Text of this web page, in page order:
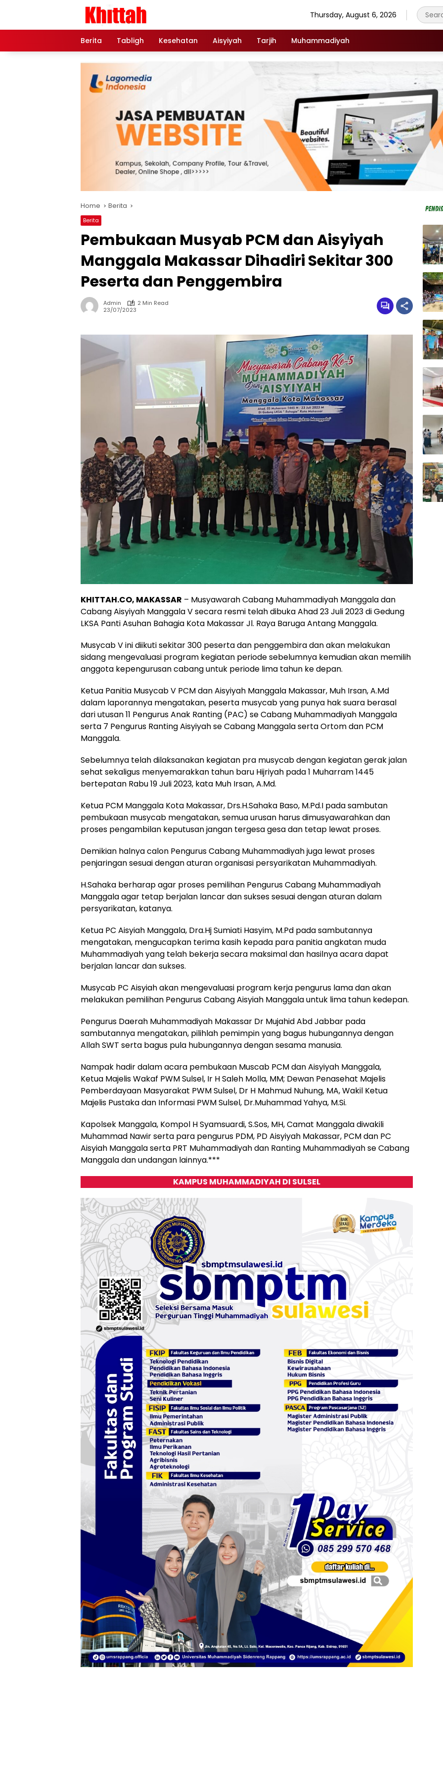
Thursday, August 6, 2026
Berita Tabligh Kesehatan Aisyiyah Tarjih Muhammadiyah
Home Berita
Berita
Pembukaan Musyab PCM dan Aisyiyah
Manggala Makassar Dihadiri Sekitar 300
Peserta dan Penggembira
Admin
2 Min Read
23/07/2023
KHITTAH.CO, MAKASSAR – Musyawarah Cabang Muhammadiyah Manggala dan
Cabang Aisyiyah Manggala V secara resmi telah dibuka Ahad 23 Juli 2023 di Gedung
LKSA Panti Asuhan Bahagia Kota Makassar Jl. Raya Baruga Antang Manggala.
Musycab V ini diikuti sekitar 300 peserta dan penggembira dan akan melakukan
sidang mengevaluasi program kegiatan periode sebelumnya kemudian akan memilih
anggota kepengurusan cabang untuk periode lima tahun ke depan.
Ketua Panitia Musycab V PCM dan Aisyiyah Manggala Makassar, Muh Irsan, A.Md
dalam laporannya mengatakan, peserta musycab yang punya hak suara berasal
dari utusan 11 Pengurus Anak Ranting (PAC) se Cabang Muhammadiyah Manggala
serta 7 Pengurus Ranting Aisyiyah se Cabang Manggala serta Ortom dan PCM
Manggala.
Sebelumnya telah dilaksanakan kegiatan pra musycab dengan kegiatan gerak jalan
sehat sekaligus menyemarakkan tahun baru Hijriyah pada 1 Muharram 1445
bertepatan Rabu 19 Juli 2023, kata Muh Irsan, A.Md.
Ketua PCM Manggala Kota Makassar, Drs.H.Sahaka Baso, M.Pd.I pada sambutan
pembukaan musycab mengatakan, semua urusan harus dimusyawarahkan dan
proses pengambilan keputusan jangan tergesa gesa dan tetap lewat proses.
Demikian halnya calon Pengurus Cabang Muhammadiyah juga lewat proses
penjaringan sesuai dengan aturan organisasi persyarikatan Muhammadiyah.
H.Sahaka berharap agar proses pemilihan Pengurus Cabang Muhammadiyah
Manggala agar tetap berjalan lancar dan sukses sesuai dengan aturan dalam
persyarikatan, katanya.
Ketua PC Aisyiah Manggala, Dra.Hj Sumiati Hasyim, M.Pd pada sambutannya
mengatakan, mengucapkan terima kasih kepada para panitia angkatan muda
Muhammadiyah yang telah bekerja secara maksimal dan hasilnya acara dapat
berjalan lancar dan sukses.
Musycab PC Aisyiah akan mengevaluasi program kerja pengurus lama dan akan
melakukan pemilihan Pengurus Cabang Aisyiah Manggala untuk lima tahun kedepan.
Pengurus Daerah Muhammadiyah Makassar Dr Mujahid Abd Jabbar pada
sambutannya mengatakan, pilihlah pemimpin yang bagus hubungannya dengan
Allah SWT serta bagus pula hubungannya dengan sesama manusia.
Nampak hadir dalam acara pembukaan Muscab PCM dan Aisyiyah Manggala,
Ketua Majelis Wakaf PWM Sulsel, Ir H Saleh Molla, MM; Dewan Penasehat Majelis
Pemberdayaan Masyarakat PWM Sulsel, Dr H Mahmud Nuhung, MA, Wakil Ketua
Majelis Pustaka dan Informasi PWM Sulsel, Dr.Muhammad Yahya, M.Si.
Kapolsek Manggala, Kompol H Syamsuardi, S.Sos, MH, Camat Manggala diwakili
Muhammad Nawir serta para pengurus PDM, PD Aisyiyah Makassar, PCM dan PC
Aisyiah Manggala serta PRT Muhammadiyah dan Ranting Muhammadiyah se Cabang
Manggala dan undangan lainnya.***
KAMPUS MUHAMMADIYAH DI SULSEL